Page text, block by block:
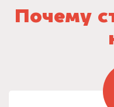
Почему